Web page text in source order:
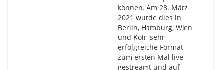
können. Am 28. März
2021 wurde dies in
Berlin, Hamburg, Wien
und Köln sehr
erfolgreiche Format
zum ersten Mal live
gestreamt und auf